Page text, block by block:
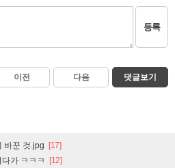
등록
이전 다음 댓글보기
바꾼 것.jpg [17]
가 ㅋㅋㅋ [12]